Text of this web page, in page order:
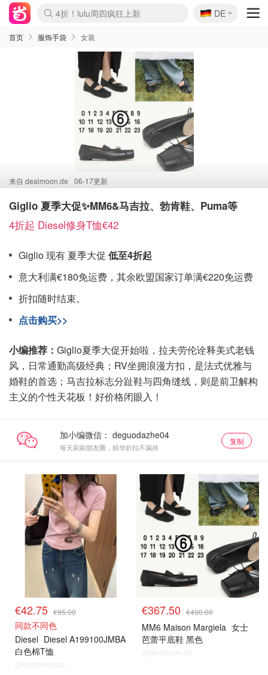
Boticinal 夏促开抢！
4折！lulu周四疯狂上新
还没结束！&OtherStories大促
Joybuy变相75折 随时失效
速领！Stanley独家85折
疑似霸哥！Camper额外叠85折
Zalando 奥莱闪促！每日更新
Moncler反季囤！5折起+叠9折
Coach Brooklyn仅€192
🇩🇪
DE
首页 服饰手袋 女装
来自 dealmoon.de 06-17更新
Giglio 夏季大促✨MM6&马吉拉、勃肯鞋、Puma等
4折起 Diesel修身T恤€42
Giglio 现有 夏季大促 低至4折起
意大利满€180免运费，其余欧盟国家订单满€220免运费
折扣随时结束。
点击购买>>
小编推荐： Giglio夏季大促开始啦，拉夫劳伦诠释美式老钱
风，日常通勤高级经典；RV坐拥浪漫方扣，是法式优雅与
婚鞋的首选；马吉拉标志分趾鞋与四角缝线，则是前卫解构
主义的个性天花板！好价格闭眼入！
加小编微信：
每天刷刷朋友圈，精华折扣不漏掉
复制
€42.75 €95.00
同款不同色
Diesel Diesel A199100JMBA
白色棉T恤
@dealmoon.de
€367.50 €490.00
MM6 Maison Margiela 女士
芭蕾平底鞋 黑色
@dealmoon.de